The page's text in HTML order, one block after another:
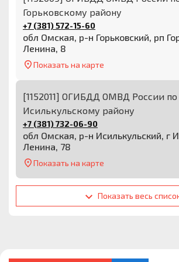
Горьковскому району
+7 (381) 572-15-60
обл Омская, р-н Горьковский, рп
Ленина, 8
Показать на карте
[1152011] ОГИБДД ОМВД России по
Исилькульскому району
+7 (381) 732-06-90
обл Омская, р-н Исилькульский, г
Ленина, 78
Показать на карте
Показать весь